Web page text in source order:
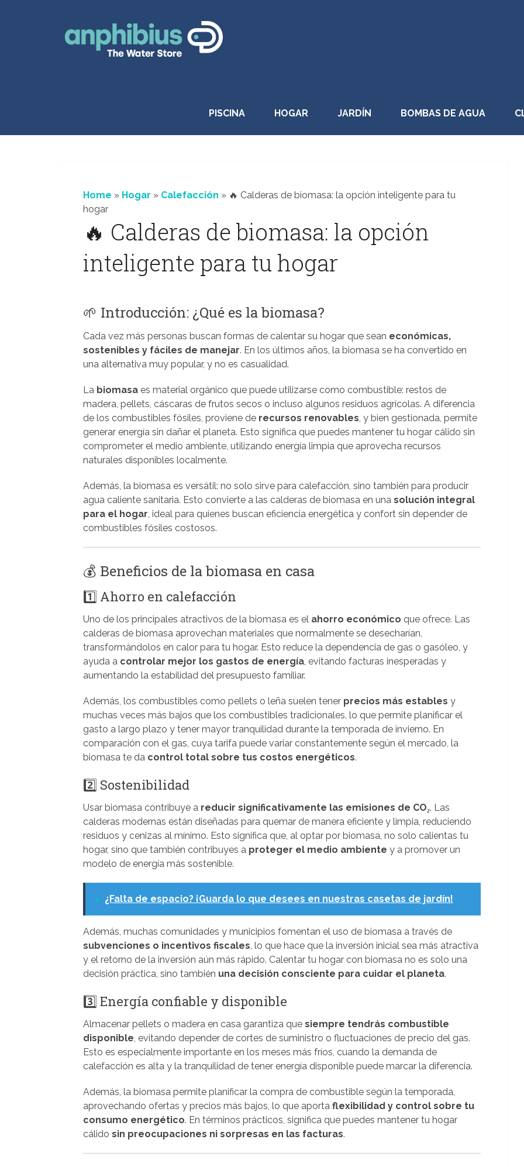
PISCINA HOGAR JARDÍN BOMBAS DE AGUA
Home » Hogar » Calefacción » 🔥 Calderas de biomasa: la opción inteligente para tu
hogar
🔥 Calderas de biomasa: la opción
inteligente para tu hogar
🌱 Introducción: ¿Qué es la biomasa?
Cada vez más personas buscan formas de calentar su hogar que sean económicas,
sostenibles y fáciles de manejar. En los últimos años, la biomasa se ha convertido en
una alternativa muy popular, y no es casualidad.
La biomasa es material orgánico que puede utilizarse como combustible: restos de
madera, pellets, cáscaras de frutos secos o incluso algunos residuos agrícolas. A diferencia
de los combustibles fósiles, proviene de recursos renovables, y bien gestionada, permite
generar energía sin dañar el planeta. Esto significa que puedes mantener tu hogar cálido sin
comprometer el medio ambiente, utilizando energía limpia que aprovecha recursos
naturales disponibles localmente.
Además, la biomasa es versátil: no solo sirve para calefacción, sino también para producir
agua caliente sanitaria. Esto convierte a las calderas de biomasa en una solución integral
para el hogar, ideal para quienes buscan eficiencia energética y confort sin depender de
combustibles fósiles costosos.
💰 Beneficios de la biomasa en casa
1️⃣ Ahorro en calefacción
Uno de los principales atractivos de la biomasa es el ahorro económico que ofrece. Las
calderas de biomasa aprovechan materiales que normalmente se desecharían,
transformándolos en calor para tu hogar. Esto reduce la dependencia de gas o gasóleo, y
ayuda a controlar mejor los gastos de energía, evitando facturas inesperadas y
aumentando la estabilidad del presupuesto familiar.
Además, los combustibles como pellets o leña suelen tener precios más estables y
muchas veces más bajos que los combustibles tradicionales, lo que permite planificar el
gasto a largo plazo y tener mayor tranquilidad durante la temporada de invierno. En
comparación con el gas, cuya tarifa puede variar constantemente según el mercado, la
biomasa te da control total sobre tus costos energéticos.
2️⃣ Sostenibilidad
Usar biomasa contribuye a reducir significativamente las emisiones de CO₂. Las
calderas modernas están diseñadas para quemar de manera eficiente y limpia, reduciendo
residuos y cenizas al mínimo. Esto significa que, al optar por biomasa, no solo calientas tu
hogar, sino que también contribuyes a proteger el medio ambiente y a promover un
modelo de energía más sostenible.
> ¿Falta de espacio? ¡Guarda lo que desees en nuestras casetas de jardín!
Además, muchas comunidades y municipios fomentan el uso de biomasa a través de
subvenciones o incentivos fiscales, lo que hace que la inversión inicial sea más atractiva
y el retorno de la inversión aún más rápido. Calentar tu hogar con biomasa no es solo una
decisión práctica, sino también una decisión consciente para cuidar el planeta.
3️⃣ Energía confiable y disponible
Almacenar pellets o madera en casa garantiza que siempre tendrás combustible
disponible, evitando depender de cortes de suministro o fluctuaciones de precio del gas.
Esto es especialmente importante en los meses más fríos, cuando la demanda de
calefacción es alta y la tranquilidad de tener energía disponible puede marcar la diferencia.
Además, la biomasa permite planificar la compra de combustible según la temporada,
aprovechando ofertas y precios más bajos, lo que aporta flexibilidad y control sobre tu
consumo energético. En términos prácticos, significa que puedes mantener tu hogar
cálido sin preocupaciones ni sorpresas en las facturas.